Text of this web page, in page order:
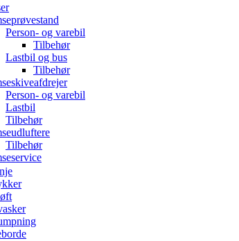
Person- og varebil
Tilbehør
Lastbil og bus
Tilbehør
Person- og varebil
Lastbil
Tilbehør
Tilbehør